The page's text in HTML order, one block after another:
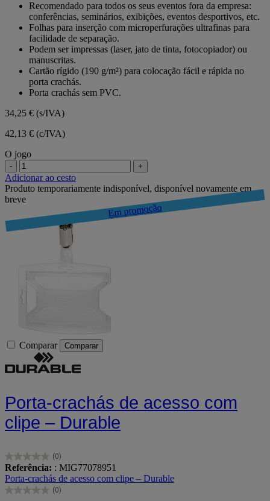
estrelas.
Recomendado para todos os seus eventos fora da empresa:
conferências, seminários, exibições, eventos desportivos, etc.
Folhas para inserção com microperfurações ultrafinas para
facilidade de separação.
Podem ser impressas (laser, jato de tinta, fotocopiador) ou
manuscritas.
Cartão rígido (190 g/m²) para colocação fácil e rápida no
porta crachás.
Porta crachás sem PVC.
34,25 € (s/IVA)
42,13 € (c/IVA)
O jogo
- +
Adicionar ao cesto
Produto temporariamente indisponível, disponível novamente em
breve
Em promoção
Comparar Comparar
Porta-crachás de acesso com
clipe – Durable
(0)
0.0
em
5
estrelas.
Referência: : MIG77078951
Porta-crachás de acesso com clipe – Durable
(0)
0.0